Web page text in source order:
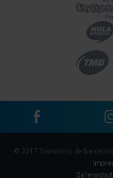
Menu
© 2017 Transports de